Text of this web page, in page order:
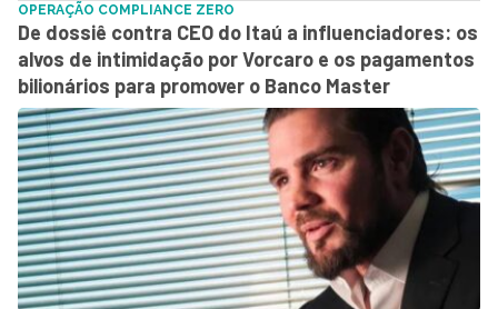
OPERAÇÃO COMPLIANCE ZERO
De dossiê contra CEO do Itaú a influenciadores: os
alvos de intimidação por Vorcaro e os pagamentos
bilionários para promover o Banco Master